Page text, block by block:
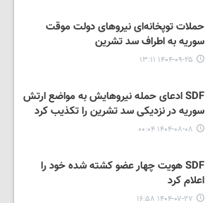
حملات توپخانه‌ای نیروهای دولت موقت
سوریه به اطراف سد تشرین
۱۴۰۴-۰۹-۲۵ ۱۳:۱۱
SDF ادعای حمله نیروهایش به مواضع ارتش
سوریه در نزدیکی سد تشرین را تکذیب کرد
۱۴۰۴-۰۸-۰۸ ۰۰:۰۴
SDF هویت چهار عضو کشته شده خود را
اعلام کرد
۱۴۰۴-۰۷-۲۷ ۱۶:۵۸